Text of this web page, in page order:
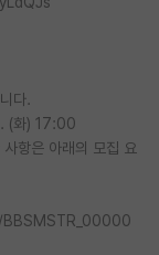
다.
(화) 17:00
항은 아래의 모집 요